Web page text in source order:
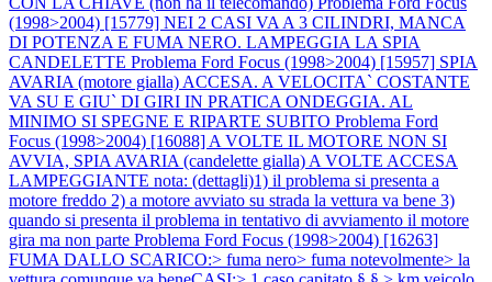
(1998>2004) [15779] NEI 2 CASI VA A 3 CILINDRI, MANCA
DI POTENZA E FUMA NERO. LAMPEGGIA LA SPIA
CANDELETTE Problema Ford Focus (1998>2004) [15957] SPIA
AVARIA (motore gialla) ACCESA. A VELOCITA` COSTANTE
VA SU E GIU` DI GIRI IN PRATICA ONDEGGIA. AL
MINIMO SI SPEGNE E RIPARTE SUBITO Problema Ford
Focus (1998>2004) [16088] A VOLTE IL MOTORE NON SI
AVVIA, SPIA AVARIA (candelette gialla) A VOLTE ACCESA
LAMPEGGIANTE nota: (dettagli)1) il problema si presenta a
motore freddo 2) a motore avviato su strada la vettura va bene 3)
quando si presenta il problema in tentativo di avviamento il motore
gira ma non parte Problema Ford Focus (1998>2004) [16263]
FUMA DALLO SCARICO:> fuma nero> fuma notevolmente> la